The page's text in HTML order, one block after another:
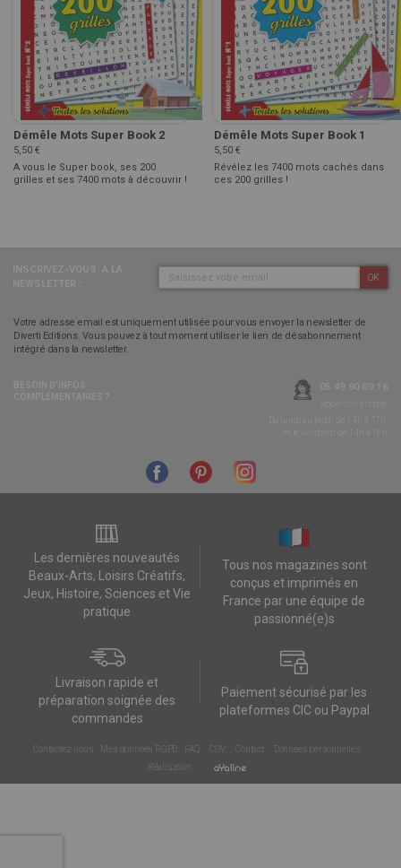
Démêle Mots Super Book 2
5,50 €
A vous le Super book, ses 200
grilles et ses 7400 mots à découvrir !
Démêle Mots Super Book 1
5,50 €
Révélez les 7400 mots cachés dans
ces 200 grilles !
OK
Votre adresse email est uniquement utilisée pour vous envoyer la newsletter de
Diverti Editions. Vous pouvez à tout moment utiliser le lien de désabonnement
intégré dans la newsletter.
Les dernières nouveautés
Beaux-Arts, Loisirs Créatifs,
Jeux, Histoire, Sciences et Vie
pratique
Tous nos magazines sont
conçus et imprimés en
France par une équipe de
passionné(e)s
Livraison rapide et
préparation soignée des
commandes
Paiement sécurisé par les
plateformes CIC ou Paypal
Contactez-nous Mes données RGPD FAQ CGV Contact
Données personnelles
Réalisation :